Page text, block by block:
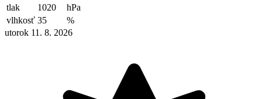
tlak
1020
hPa
vlhkosť 35
%
utorok 11. 8. 2026